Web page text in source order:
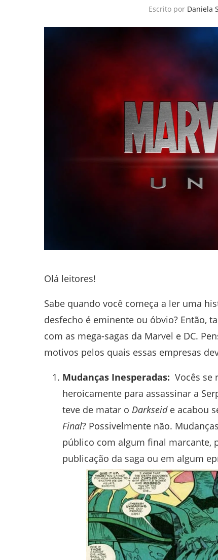
Escrito por Daniela
Olá leitores!
Sabe quando você começa a ler uma
desfecho é eminente ou óbvio? Então,
com as mega-sagas da Marvel e DC.
motivos pelos quais essas empresas
Mudanças Inesperadas: Vocês se
heroicamente para assassinar a
teve de matar o Darkseide acabou
Final? Possivelmente não.
público com algum final marcante,
publicação da saga ou em algum